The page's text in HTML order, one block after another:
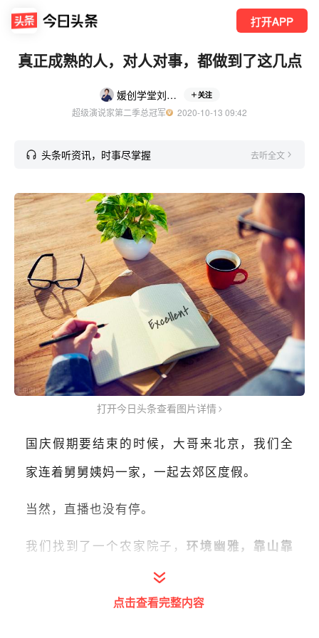
打开APP
真正成熟的人，对人对事，都做到了这几点
媛创学堂刘媛媛 关注
超级演说家第二季总冠军
  2020-10-13 09:42
头条听资讯，时事尽掌握 去听全文
打开今日头条查看图片详情
国庆假期要结束的时候，大哥来北京，我们全
家连着舅舅姨妈一家，一起去郊区度假。
当然，直播也没有停。
我们找到了一个农家院子，环境幽雅，靠山靠
白天，我和大家一起，爬爬山，晚上继续工
点击查看完整内容